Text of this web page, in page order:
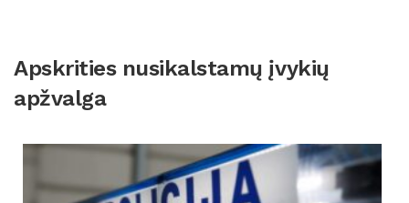
Apskrities nusikalstamų įvykių
apžvalga